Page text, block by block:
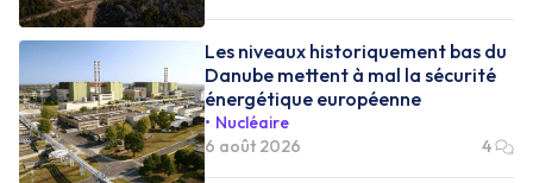
Les niveaux historiquement bas du
Danube mettent à mal la sécurité
énergétique européenne
Nucléaire
6 août 2026
4